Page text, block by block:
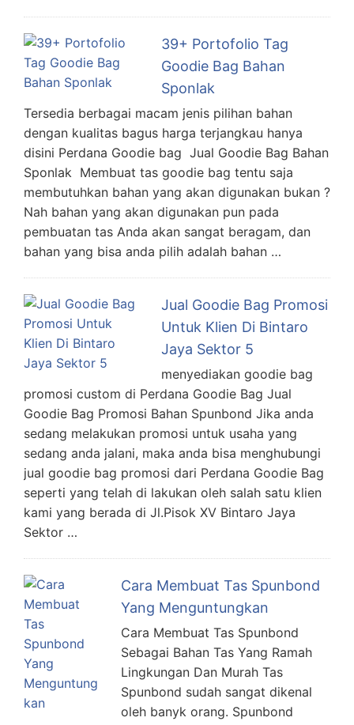
39+ Portofolio Tag
Goodie Bag Bahan
Sponlak
Tersedia berbagai macam jenis pilihan bahan
dengan kualitas bagus harga terjangkau hanya
disini Perdana Goodie bag Jual Goodie Bag Bahan
Sponlak Membuat tas goodie bag tentu saja
membutuhkan bahan yang akan digunakan bukan ?
Nah bahan yang akan digunakan pun pada
pembuatan tas Anda akan sangat beragam, dan
bahan yang bisa anda pilih adalah bahan …
Jual Goodie Bag Promosi
Untuk Klien Di Bintaro
Jaya Sektor 5
menyediakan goodie bag
promosi custom di Perdana Goodie Bag Jual
Goodie Bag Promosi Bahan Spunbond Jika anda
sedang melakukan promosi untuk usaha yang
sedang anda jalani, maka anda bisa menghubungi
jual goodie bag promosi dari Perdana Goodie Bag
seperti yang telah di lakukan oleh salah satu klien
kami yang berada di Jl.Pisok XV Bintaro Jaya
Sektor …
Cara Membuat Tas Spunbond
Yang Menguntungkan
Cara Membuat Tas Spunbond
Sebagai Bahan Tas Yang Ramah
Lingkungan Dan Murah Tas
Spunbond sudah sangat dikenal
oleh banyk orang. Spunbond